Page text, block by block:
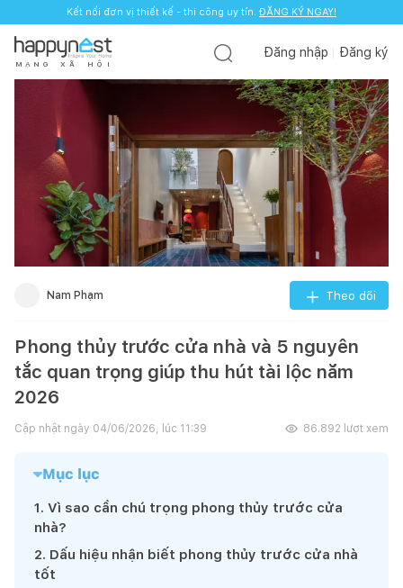
Kết nối đơn vị thiết kế - thi công uy tín. ĐĂNG KÝ NGAY!
M Ạ N G X Ã H Ộ I
Đăng nhập Đăng ký
Nam Phạm Theo dõi
Phong thủy trước cửa nhà và 5 nguyên
tắc quan trọng giúp thu hút tài lộc năm
2026
Cập nhật ngày 04/06/2026, lúc 11:39 86.892 lượt xem
Mục lục
1. Vì sao cần chú trọng phong thủy trước cửa
nhà?
2. Dấu hiệu nhận biết phong thủy trước cửa nhà
tốt